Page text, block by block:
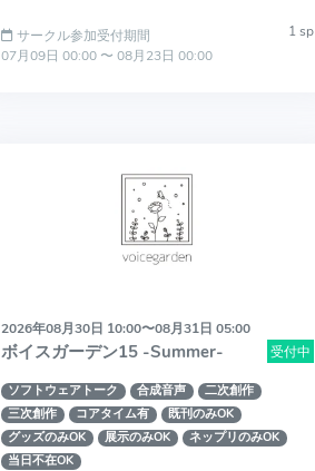
1 sp
サークル参加受付期間
07月09日 00:00 〜 08月23日 00:00
2026年08月30日 10:00〜08月31日 05:00
受付中
ボイスガーデン15 -Summer-
ソフトウェアトーク 合成音声
二次創作
三次創作
コアタイム有
既刊のみOK
グッズのみOK
展示のみOK
ネップリのみOK
当日不在OK